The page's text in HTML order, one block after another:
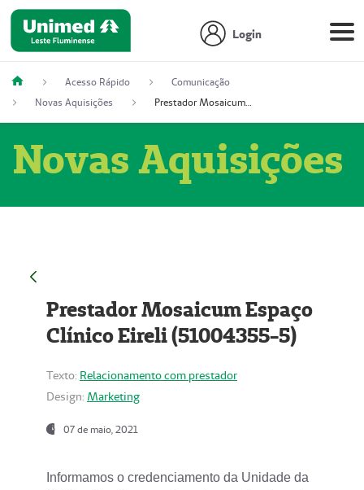
Login
Acesso Rápido
Comunicação
Novas Aquisições
Prestador Mosaicum Espaço Clínico Eireli (51004355-5)
Novas Aquisições
Prestador Mosaicum Espaço
Clínico Eireli (51004355-5)
Texto: Relacionamento com prestador
Design: Marketing
07 de maio, 2021
Informamos o credenciamento da Unidade da